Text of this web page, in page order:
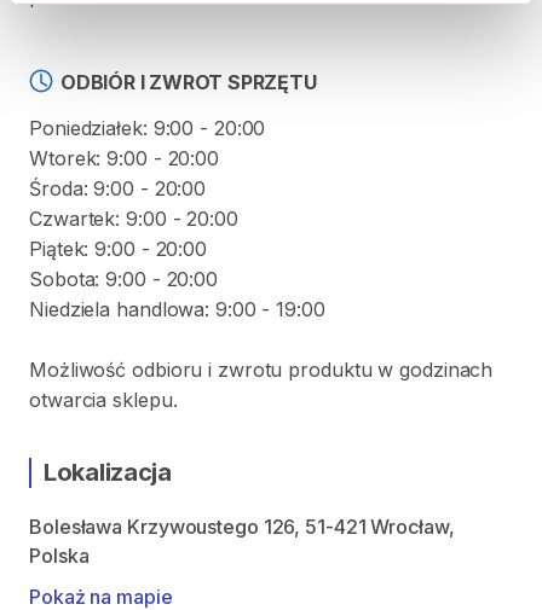
ODBIÓR I ZWROT SPRZĘTU
Poniedziałek: 9:00 - 20:00
Wtorek: 9:00 - 20:00
Środa: 9:00 - 20:00
Czwartek: 9:00 - 20:00
Piątek: 9:00 - 20:00
Sobota: 9:00 - 20:00
Niedziela handlowa: 9:00 - 19:00
Możliwość odbioru i zwrotu produktu w godzinach
otwarcia sklepu.
Lokalizacja
Bolesława Krzywoustego 126, 51-421 Wrocław,
Polska
Pokaż na mapie